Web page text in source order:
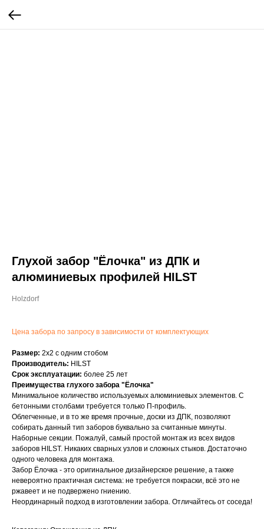
Глухой забор "Ёлочка" из ДПК и
алюминиевых профилей HILST
Holzdorf
Цена забора по запросу в зависимости от комплектующих
Размер: 2х2 с одним стобом
Производитель: HILST
Срок эксплуатации: более 25 лет
Преимущества глухого забора "Ёлочка"
Минимальное количество используемых алюминиевых элементов. С
бетонными столбами требуется только П-профиль.
Облегченные, и в то же время прочные, доски из ДПК, позволяют
собирать данный тип заборов буквально за считанные минуты.
Наборные секции. Пожалуй, самый простой монтаж из всех видов
заборов HILST. Никаких сварных узлов и сложных стыков. Достаточно
одного человека для монтажа.
Забор Ёлочка - это оригинальное дизайнерское решение, а также
невероятно практичная система: не требуется покраски, всё это не
ржавеет и не подвержено гниению.
Неординарный подход в изготовлении забора. Отличайтесь от соседа!